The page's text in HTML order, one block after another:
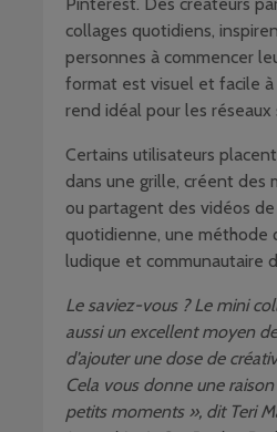
collages quotidiens,
personnes à commencer
format est visuel et facile à
rend idéal pour les réseaux
Certains utilisateurs
dans une grille, créent des
ou partagent des vidéos
quotidienne, une méthode
ludique et communautaire
Le saviez-vous ? Le mini
aussi un excellent moyen
d’ajouter une dose de
Cela vous donne une
petits moments », dit Teri